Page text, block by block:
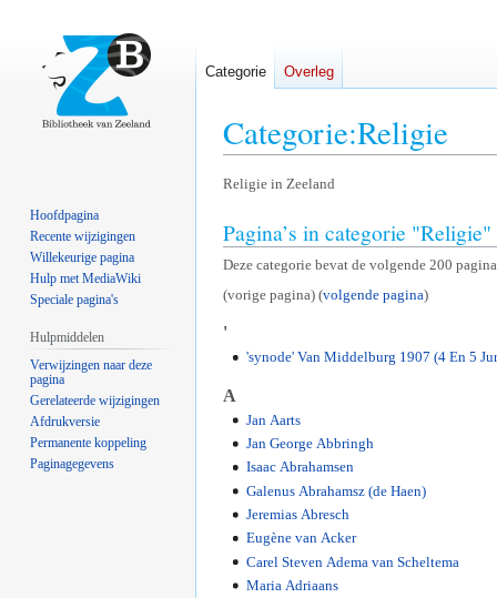
Categorie:Religie
Naar
springen
Naar
springen
Religie in Zeeland
Pagina’s in categorie "Religie"
Deze categorie bevat de volgende 200
(vorige pagina) (volgende pagina)
'
'synode' Van Middelburg 1907 (4 En 5
A
Jan Aarts
Jan George Abbringh
Isaac Abrahamsen
Galenus Abrahamsz (de Haen)
Jeremias Abresch
Eugène van Acker
Carel Steven Adema van Scheltema
Maria Adriaans
Categorie Overleg
Hoofdpagina
Recente wijzigingen
Willekeurige pagina
Hulp met MediaWiki
Speciale pagina's
Hulpmiddelen
Verwijzingen naar deze
pagina
Gerelateerde wijzigingen
Afdrukversie
Permanente koppeling
Paginagegevens